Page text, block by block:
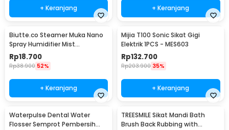
+ Keranjang + Keranjang
Biutte.co Steamer Muka Nano
Spray Humidifier Mist
Atomization - L-2
Rp18.700
Rp38.900 52%
+ Keranjang
Mijia T100 Sonic Sikat Gigi
Elektrik 1PCS - MES603
Rp132.700
Rp203.900 35%
+ Keranjang
Waterpulse Dental Water
Flosser Semprot Pembersih
TREESMILE Sikat Mandi Bath
Brush Back Rubbing with